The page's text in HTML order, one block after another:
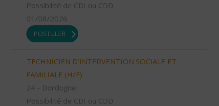
Possibilité de CDI ou CDD
01/08/2026
POSTULER
TECHNICIEN D’INTERVENTION SOCIALE ET
FAMILIALE (H/F)
24 - Dordogne
Possibilité de CDI ou CDD